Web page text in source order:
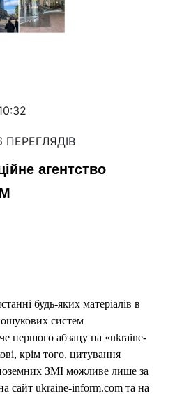
ПЕРЕГЛЯДІВ
агентство
будь-яких матеріалів в
систем
першого абзацу на «ukraine-
крім того, цитування
ЗМІ можливе лише за
сайт ukraine-inform.com та на